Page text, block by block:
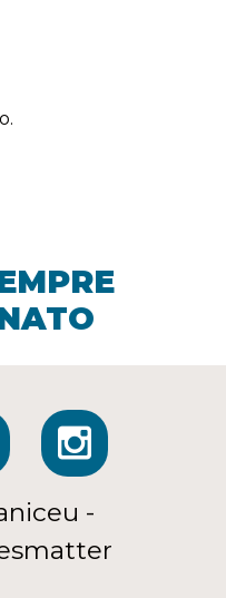
-